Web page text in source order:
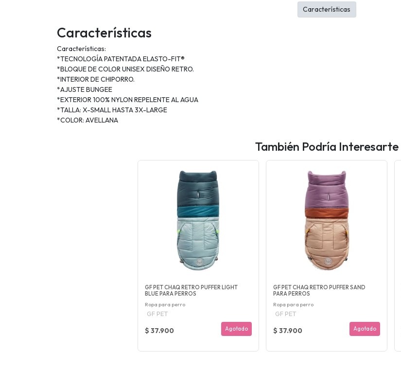
Características
Características:
*TECNOLOGÍA PATENTADA ELASTO-FIT®
*BLOQUE DE COLOR UNISEX DISEÑO RETRO.
*INTERIOR DE CHIPORRO.
*AJUSTE BUNGEE
*EXTERIOR 100% NYLON REPELENTE AL AGUA
*TALLA: X-SMALL HASTA 3X-LARGE
*COLOR: AVELLANA
Características
También Podría Interesarte
GF PET CHAQ RETRO PUFFER LIGHT
BLUE PARA PERROS
Ropa para perro
GF PET
$ 37.900 Agotado
GF PET CHAQ RETRO PUFFER SAND
PARA PERROS
Ropa para perro
GF PET
$ 37.900 Agotado